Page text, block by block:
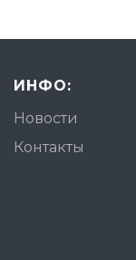
ИНФО:
Новости
Контакты